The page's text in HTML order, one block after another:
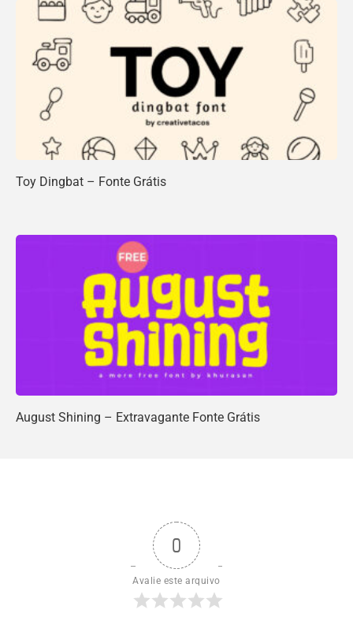
Toy Dingbat – Fonte Grátis
August Shining – Extravagante Fonte Grátis
0
Avalie este arquivo